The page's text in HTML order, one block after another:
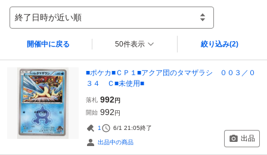
終了日時が近い順
開催中に戻る 50件表示 絞り込み(2)
■ポケカ■ＣＰ１■アクア団のタマザラシ ００３／０
３４ Ｃ■未使用■
落札 992円
開始 992円
1 6/1 21:05終了
出品中の商品 出品